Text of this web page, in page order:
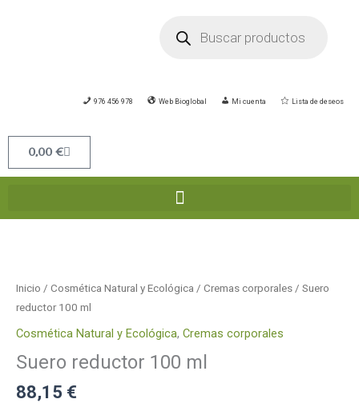
productos
976 456 978 Web Bioglobal Mi cuenta Lista de deseos
0,00 €Carrito
Inicio / Cosmética Natural y Ecológica / Cremas corporales / Suero
reductor 100 ml
Cosmética Natural y Ecológica, Cremas corporales
Suero reductor 100 ml
88,15 €
100
ml